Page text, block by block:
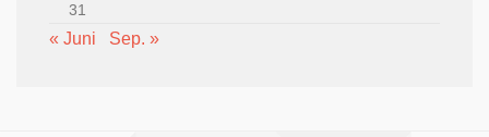
31
« Juni Sep. »